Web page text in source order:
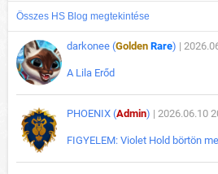
Összes HS Blog megtekintése
darkonee (Golden Rare) |
A Lila Erőd
PHOENIX (Admin) | 2026.06.10
FIGYELEM: Violet Hold börtön